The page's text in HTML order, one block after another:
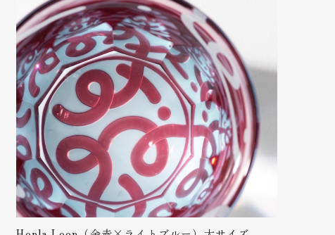
ていただけました。 名前を入れるとどんな感じにな
た？ので、是非載せて欲しいです。
ングの具体例、先ほどご確認いただけるように登
ジですが分かりづらいかもしれませんが画像にご
ムページに掲載しておりますが、こちらも分か
何卒よろしくお願いいたします。
しても上品でお洒落です。 プレゼントした先方にも喜
ても評価の高い切子です。 実はあの素材、オレン